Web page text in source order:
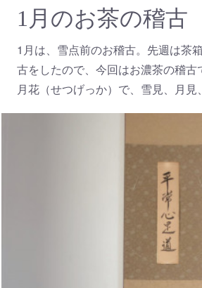
1月のお茶の稽古
1月は、雪点前のお稽古。先週は茶
古をしたので、今回はお濃茶の稽
月花（せつげっか）で、雪見、月